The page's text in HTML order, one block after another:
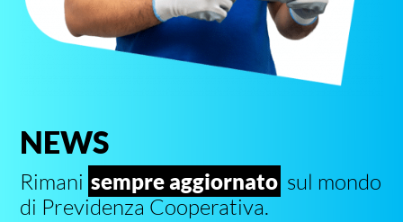
NEWS
Rimani sempre aggiornato sul mondo
di Previdenza Cooperativa.